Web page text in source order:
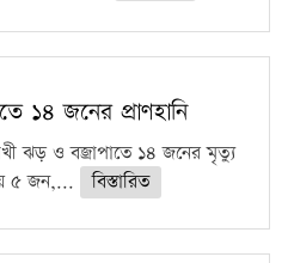
১৪ জনের প্রাণহানি
ঝড় ও বজ্রাপাতে ১৪ জনের মৃত্যু
৫ জন,...
বিস্তারিত